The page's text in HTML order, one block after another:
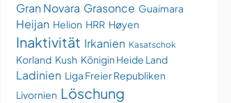
Gran Novara Grasonce Guaimara
Heijan Helion HRR Høyen
Inaktivität Irkanien Kasatschok
Korland Kush Königin Heide Land
Ladinien Liga Freier Republiken
Livornien Löschung